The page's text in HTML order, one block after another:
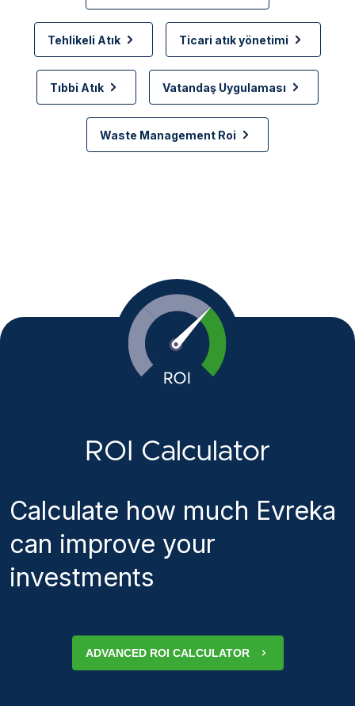
Tehlikeli Atık Ticari atık yönetimi
Tıbbi Atık Vatandaş Uygulaması
Waste Management Roi
ROI Calculator
Calculate how much Evreka
can improve your
investments
ADVANCED ROI CALCULATOR